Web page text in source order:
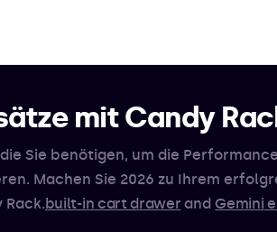
mit Candy
Sie benötigen, um die
Machen Sie 2026 zu Ihrem
built-in cart drawer andGemini